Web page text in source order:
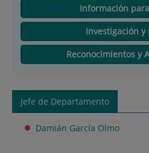
Información
Investigación y
Reconocimientos y
Jefe de Departamento
Damián García Olmo